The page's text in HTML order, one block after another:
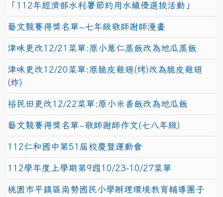
「112年經濟部水利署節約用水績優選拔活動」
藝文競賽得獎名單~七年級敬師謝師漫畫
津味更改12/21菜單:原小薏仁蒸飯改為地瓜蒸飯
津味更改12/20菜單:原脆皮雞翅(烤)改為脆皮雞翅
(炸)
裕民田更改12/22菜單:原小米香飯改為地瓜飯
藝文競賽得獎名單~敬師謝師作文(七八年級)
112仁和國中第51屆校慶暨運動會
112學年度上學期第9週10/23-10/27菜單
桃園市平鎮區南勢國民小學辦理環境教育輔導團子